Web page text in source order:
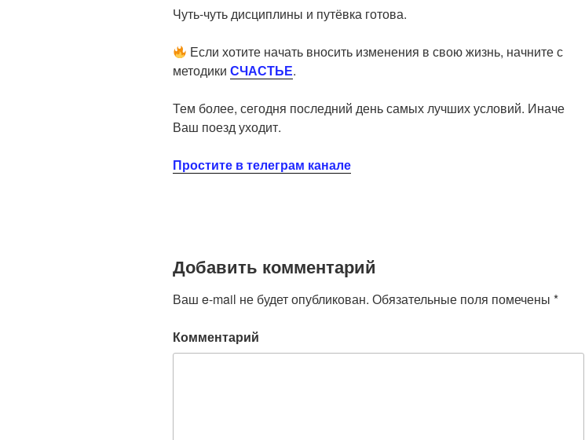
Чуть-чуть дисциплины и путёвка готова.
Если хотите начать вносить изменения в свою жизнь, начните с
методики СЧАСТЬЕ.
Тем более, сегодня последний день самых лучших условий. Иначе
Ваш поезд уходит.
Простите в телеграм канале
Добавить комментарий
Ваш e-mail не будет опубликован. Обязательные поля помечены *
Комментарий